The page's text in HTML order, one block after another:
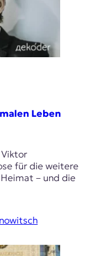
Leben
für die weitere
– und die